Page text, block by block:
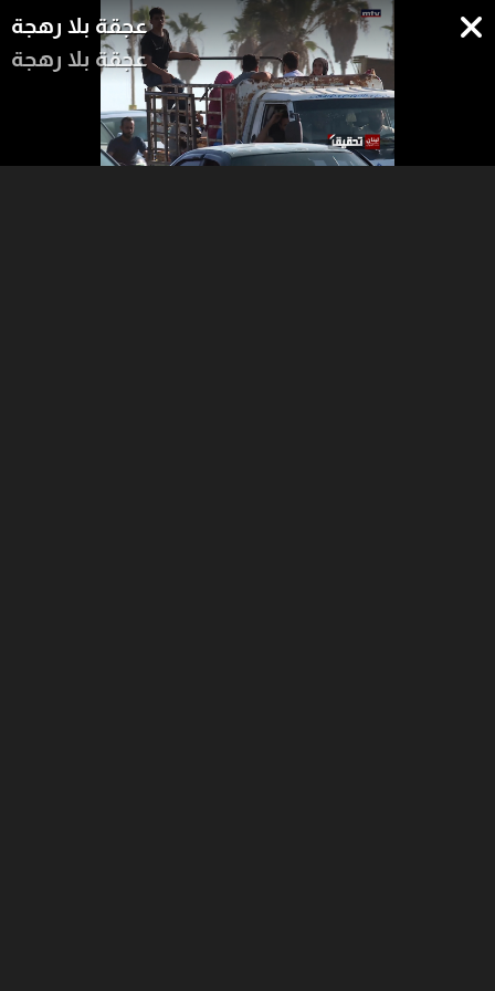
عجقة بلا رهجة
عجقة بلا رهجة